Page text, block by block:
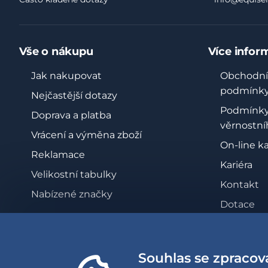
Vše o nákupu
Jak nakupovat
Nejčastější dotazy
Doprava a platba
Vrácení a výměna zboží
Reklamace
Velikostní tabulky
Nabízené značky
Více
Obchodní
On-line
Kariéra
Kontakt
Dotace
Souhlas se